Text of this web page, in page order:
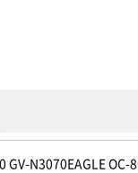
GV-N3070EAGLE OC-